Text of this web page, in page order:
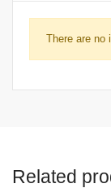
There are no
Related